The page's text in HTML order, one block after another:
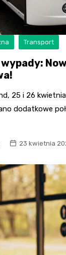
Transport
25 i 26
dodatkowe
23 kwietnia